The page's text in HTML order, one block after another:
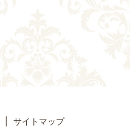
サイトマップ